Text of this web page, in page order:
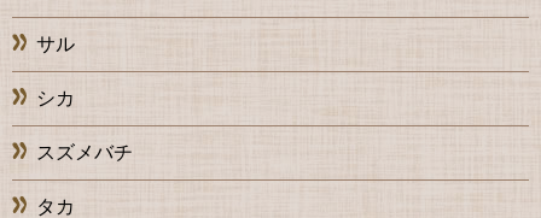
サル
シカ
スズメバチ
タカ